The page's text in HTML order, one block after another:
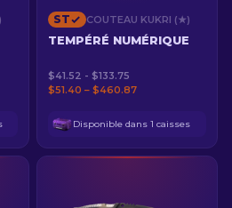
ST COUTEAU KUKRI (★)
TEMPÉRÉ NUMÉRIQUE
$41.52 - $133.75
$51.40 – $460.87
Disponible dans 1 caisses